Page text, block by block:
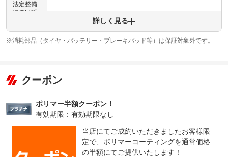
法定整備
について
-
詳しく見る
※消耗部品（タイヤ・バッテリー・ブレーキパッド等）は保証対象外です。
クーポン
ポリマー半額クーポン！
有効期限：有効期限なし
当店にてご成約いただきましたお客様限
定で、ポリマーコーティングを通常価格
の半額にてご提供いたします！